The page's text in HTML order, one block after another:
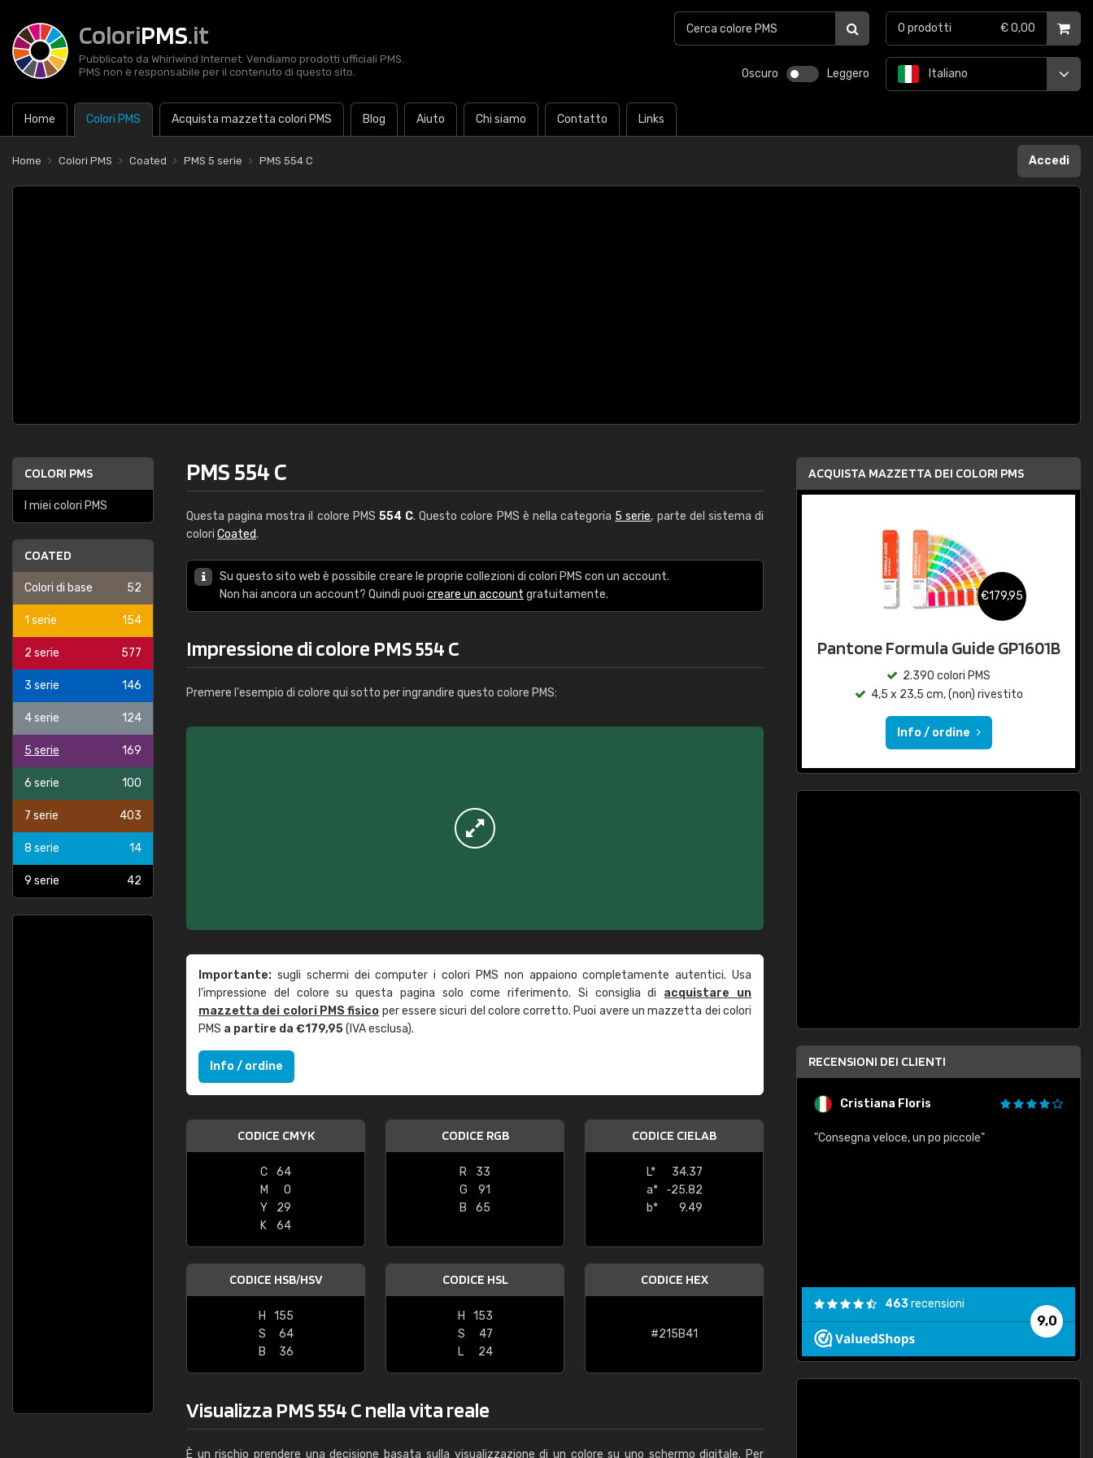
ColoriPMS.it
Pubblicato da Whirlwind Internet. Vendiamo prodotti ufficiali PMS.
PMS non è responsabile per il contenuto di questo sito.
Oscuro Leggero
Home Colori PMS Acquista mazzetta colori PMS Blog Aiuto Chi siamo Contatto Links
Italiano
0 prodotti € 0,00
Home Colori PMS Coated PMS 5 serie PMS 554 C Accedi
COLORI PMS
I miei colori PMS
COATED
Colori di base 52
1 serie 154
2 serie 577
3 serie 146
4 serie 124
5 serie 169
6 serie 100
7 serie 403
8 serie 14
9 serie 42
PMS 554 C
Questa pagina mostra il colore PMS 554 C. Questo colore PMS è nella categoria 5 serie, parte del sistema di
colori Coated.
Su questo sito web è possibile creare le proprie collezioni di colori PMS con un account.
Non hai ancora un account? Quindi puoi creare un account gratuitamente.
Impressione di colore PMS 554 C
Premere l'esempio di colore qui sotto per ingrandire questo colore PMS:
Importante: sugli schermi dei computer i colori PMS non appaiono completamente autentici. Usa
l'impressione del colore su questa pagina solo come riferimento. Si consiglia di acquistare un
mazzetta dei colori PMS fisico per essere sicuri del colore corretto. Puoi avere un mazzetta dei colori
PMS a partire da €179,95(IVA esclusa).
Info / ordine
CODICE CMYK
C
64
M
0
Y
29
K
64
CODICE RGB
R
33
G
91
B
65
CODICE CIELAB
L*
34.37
a*
-25.82
b*
9.49
CODICE HSB/HSV
H
155
S
64
B
36
CODICE HSL
H
153
S
47
L
24
CODICE HEX
#215B41
Visualizza PMS 554 C nella vita reale
È un rischio prendere una decisione basata sulla visualizzazione di un colore su uno schermo digitale. Per
ACQUISTA MAZZETTA DEI COLORI PMS
€179,95
Pantone Formula Guide GP1601B
2.390 colori PMS
4,5 x 23,5 cm, (non) rivestito
Info / ordine
RECENSIONI DEI CLIENTI
Cristiana Floris
"Consegna veloce, un po piccole"
9,0
463recensioni